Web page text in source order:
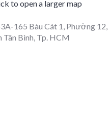
165 Bàu Cát 1, Phường 12,
Tân Bình, Tp. HCM